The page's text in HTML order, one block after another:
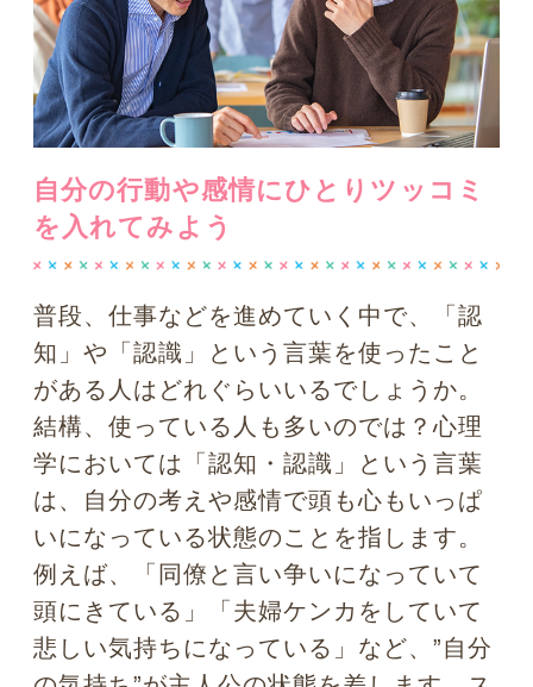
知」や「認識」という言葉を使ったこと
がある人はどれぐらいいるでしょうか。
結構、使っている人も多いのでは？心理
学においては「認知・認識」という言葉
は、自分の考えや感情で頭も心もいっぱ
いになっている状態のことを指します。
例えば、「同僚と言い争いになっていて
頭にきている」「夫婦ケンカをしていて
悲しい気持ちになっている」など、”自分
そういうことだらけですよね。その「認
知・認識」に、英語で「ひとつ高次元
の、ひとつ高みから俯瞰した」の意味を
表す接頭語
「メタ（meta）」 という言葉
を付けて、「メタ認知」という概念を取
り入れたのがアメリカの心理学者である
ジョン・H・フラベルとA・L・ブラウ
ン。彼らは「 人間は『今の自分の認識』
だけに支配されたり、囚われたりする単
純な生き物ではないはず」と考えたので
す。
これは、映画の世界ではメタフィクショ
ンという技法で使われてきているそうで
す。例えば映画内の一場面で、論争や決